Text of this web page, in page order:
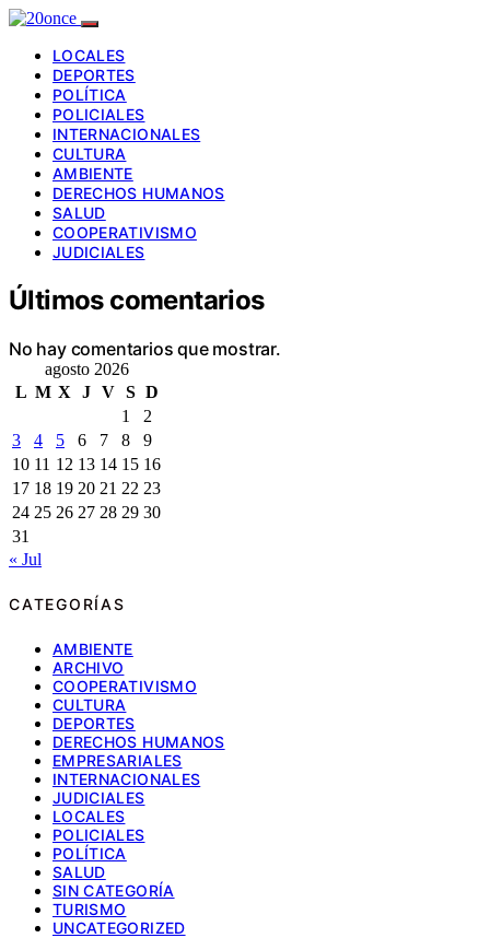
LOCALES
DEPORTES
POLÍTICA
POLICIALES
INTERNACIONALES
CULTURA
AMBIENTE
DERECHOS HUMANOS
SALUD
COOPERATIVISMO
JUDICIALES
Últimos comentarios
No hay comentarios que mostrar.
agosto 2026
L M X J V S D
1
2
3
4 5 6 7 8
9
10 11 12 13 14 15 16
17 18 19 20 21 22 23
24 25 26 27 28 29 30
31
« Jul
CATEGORÍAS
AMBIENTE
ARCHIVO
COOPERATIVISMO
CULTURA
DEPORTES
DERECHOS HUMANOS
EMPRESARIALES
INTERNACIONALES
JUDICIALES
LOCALES
POLICIALES
POLÍTICA
SALUD
SIN CATEGORÍA
TURISMO
UNCATEGORIZED